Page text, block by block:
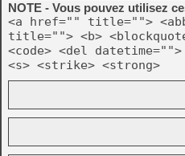
NOTE - Vous pouvez utilisez
<a href="" title="">
title=""> <b>
<code> <del
<s> <strike> <strong>